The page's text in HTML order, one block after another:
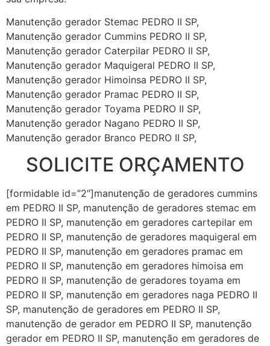
Manutenção gerador Stemac PEDRO II SP,
Manutenção gerador Cummins PEDRO II SP,
Manutenção gerador Caterpilar PEDRO II SP,
Manutenção gerador Maquigeral PEDRO II SP,
Manutenção gerador Himoinsa PEDRO II SP,
Manutenção gerador Pramac PEDRO II SP,
Manutenção gerador Toyama PEDRO II SP,
Manutenção gerador Nagano PEDRO II SP,
Manutenção gerador Branco PEDRO II SP,
SOLICITE ORÇAMENTO
[formidable id=”2″]manutenção de geradores cummins
em PEDRO II SP, manutenção de geradores stemac em
PEDRO II SP, manutenção em geradores cartepilar em
PEDRO II SP, manutenção de geradores maquigeral em
PEDRO II SP, manutenção em geradores pramac em
PEDRO II SP, manutenção em geradores himoisa em
PEDRO II SP, manutenção de geradores toyama em
PEDRO II SP, manutenção em geradores naga PEDRO II
SP, manutenção de geradores em PEDRO II SP,
manutenção de gerador em PEDRO II SP, manutenção
gerador em PEDRO II SP, manutenção em geradores de